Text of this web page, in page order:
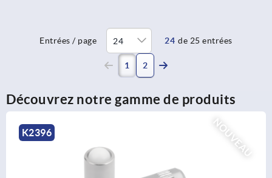
Entrées / page 24 de 25 entrées
1 (current)
2
Découvrez notre gamme de produits
NOUVEAU
K0790